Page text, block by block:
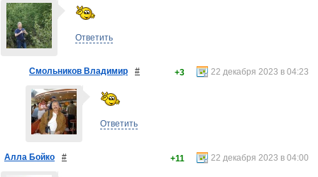
Ответить
Смольников Владимир # 22 декабря 2023 в 04:23
+3
Ответить
Алла Бойко # 22 декабря 2023 в 04:00
+11